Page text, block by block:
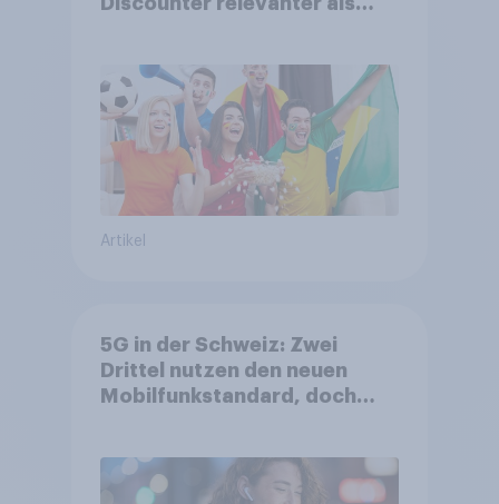
Artikel
5G in der Schweiz: Zwei
Drittel nutzen den neuen
Mobilfunkstandard, doch